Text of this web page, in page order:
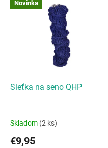
Novinka
Sieťka na seno QHP
Skladom (2 ks)
€9,95